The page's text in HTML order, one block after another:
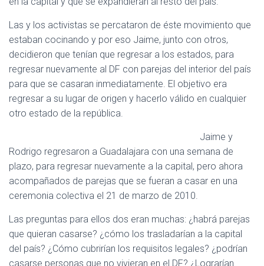
Las y los activistas se percataron de éste movimiento que
estaban cocinando y por eso Jaime, junto con otros,
decidieron que tenían que regresar a los estados, para
regresar nuevamente al DF con parejas del interior del país
para que se casaran inmediatamente. El objetivo era
regresar a su lugar de origen y hacerlo válido en cualquier
otro estado de la república.
Jaime y
Rodrigo regresaron a Guadalajara con una semana de
plazo, para regresar nuevamente a la capital, pero ahora
acompañados de parejas que se fueran a casar en una
ceremonia colectiva el 21 de marzo de 2010.
Las preguntas para ellos dos eran muchas: ¿habrá parejas
que quieran casarse? ¿cómo los trasladarían a la capital
del país? ¿Cómo cubrirían los requisitos legales? ¿podrían
casarse personas que no vivieran en el DF? ¿Lograrían